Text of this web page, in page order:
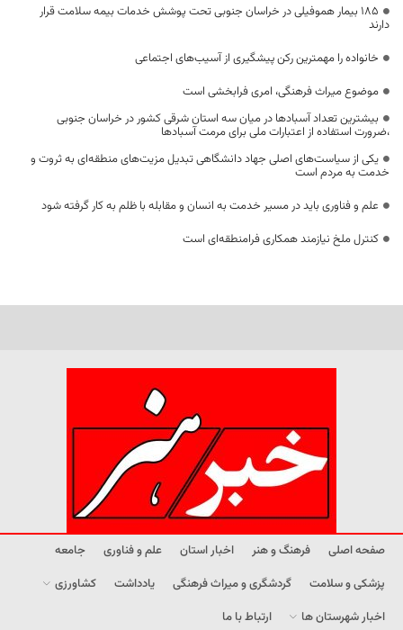
۱۸۵ بیمار هموفیلی در خراسان جنوبی تحت پوشش خدمات بیمه سلامت قرار
دارند
خانواده را مهمترین رکن پیشگیری از آسیب‌های اجتماعی
موضوع میراث فرهنگی، امری فرابخشی است
بیشترین تعداد آسبادها در میان سه استان شرقی کشور در خراسان جنوبی
،ضرورت استفاده از اعتبارات ملی برای مرمت آسبادها
یکی از سیاست‌های اصلی جهاد دانشگاهی تبدیل مزیت‌های منطقه‌ای به ثروت و
خدمت به مردم است
علم و فناوری باید در مسیر خدمت به انسان و مقابله با ظلم به کار گرفته شود
کنترل ملخ نیازمند همکاری فرامنطقه‌ای است
صفحه اصلی فرهنگ و هنر اخبار استان علم و فناوری
جامعه
پزشکی و سلامت
گردشگری و میراث فرهنگی یادداشت
کشاورزی
اخبار شهرستان ها
ارتباط با ما